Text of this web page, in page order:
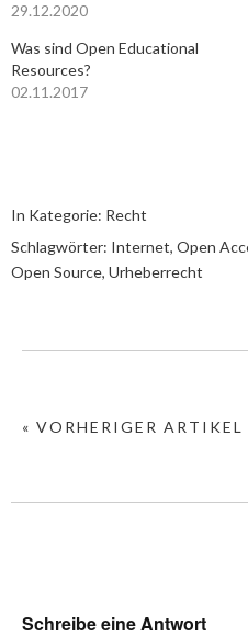
29.12.2020
Was sind Open Educational
Resources?
02.11.2017
In Kategorie: Recht
Schlagwörter: Internet, Open
Open Source, Urheberrecht
« VORHERIGER ARTIKEL
Schreibe eine Antwort